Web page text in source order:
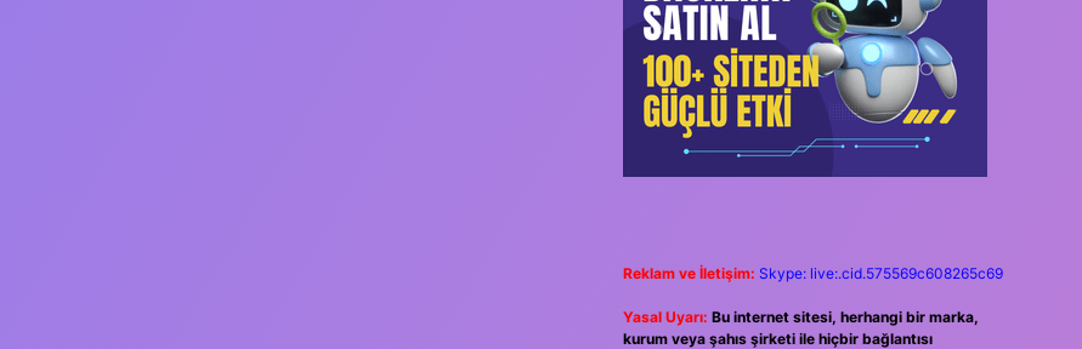
Reklam ve İletişim: Skype: live:.cid.575569c608265c69
Yasal Uyarı: Bu internet sitesi, herhangi bir marka,
kurum veya şahıs şirketi ile hiçbir bağlantısı